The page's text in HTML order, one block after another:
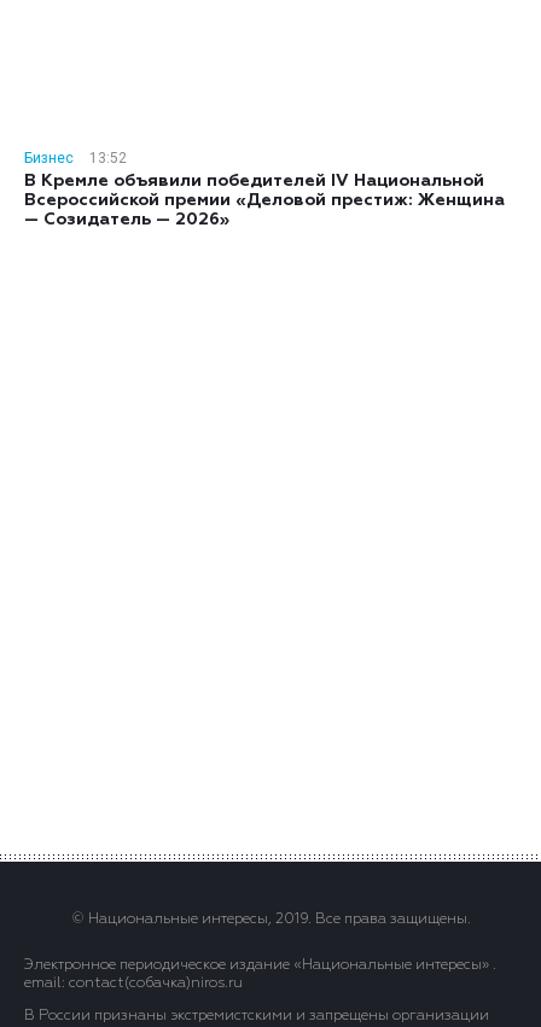
Бизнес
13:52
В Кремле объявили победителей IV Национальной
Всероссийской премии «Деловой престиж: Женщина
— Созидатель — 2026»
© Национальные интересы, 2019. Все права защищены.
Электронное периодическое издание «Национальные интересы» .
email: contact(сoбaчка)niros.ru
В России признаны экстремистскими и запрещены организации